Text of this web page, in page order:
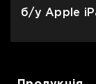
б/у Apple